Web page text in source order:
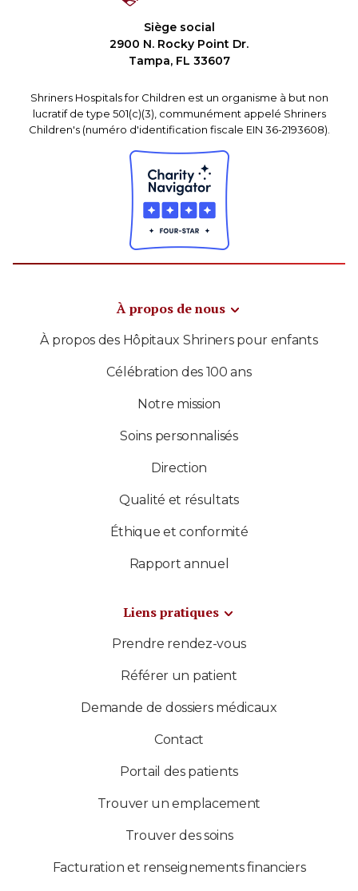
Siège social
2900 N. Rocky Point Dr.
Tampa, FL 33607
Shriners Hospitals for Children est un organisme à but non
lucratif de type 501(c)(3), communément appelé Shriners
Children's (numéro d'identification fiscale EIN 36-2193608).
À propos de nous
À propos des Hôpitaux Shriners pour enfants
Célébration des 100 ans
Notre mission
Soins personnalisés
Direction
Qualité et résultats
Éthique et conformité
Rapport annuel
Liens pratiques
Prendre rendez-vous
Référer un patient
Demande de dossiers médicaux
Contact
Portail des patients
Trouver un emplacement
Trouver des soins
Facturation et renseignements financiers